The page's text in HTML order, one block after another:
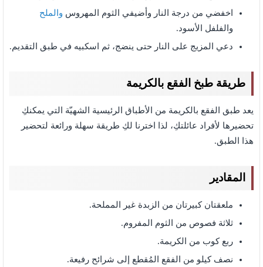
اخفضي من درجة النار وأضيفي الثوم المهروس والملح
والفلفل الأسود.
دعي المزيج على النار حتى ينضج، ثم اسكبيه في طبق التقديم.
طريقة طبخ الفقع بالكريمة
يعد طبق الفقع بالكريمة من الأطباق الرئيسية الشهيّة التي يمكنكِ
تحضيرها لأفراد عائلتكِ، لذا اخترنا لكِ طريقة سهلة ورائعة لتحضير
هذا الطبق.
المقادير
ملعقتان كبيرتان من الزبدة غير المملحة.
ثلاثة فصوص من الثوم المفروم.
ربع كوب من الكريمة.
نصف كيلو من الفقع المُقطع إلى شرائح رفيعة.